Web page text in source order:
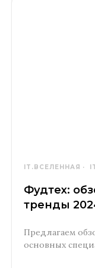
IT.ВСЕЛЕННАЯ
Фудтех:
тренды
Предлагаем
основных